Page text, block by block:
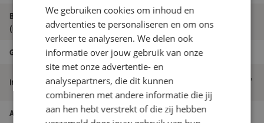
Buitendiameter
(mm)
2.0
Grade B
Itemnaam
Patchkabel duplex SM, E2000/APC-SC/PC,
2.0mm, 23m
Artikelnummer M20000244
We gebruiken cookies om inhoud en
advertenties te personaliseren en om ons
verkeer te analyseren. We delen ook
informatie over jouw gebruik van onze
site met onze advertentie- en
analysepartners, die dit kunnen
combineren met andere informatie die jij
aan hen hebt verstrekt of die zij hebben